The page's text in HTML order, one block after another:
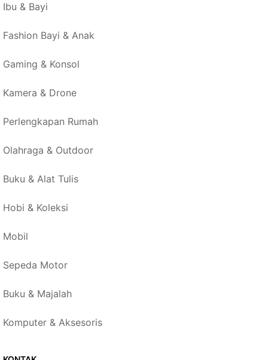
Ibu & Bayi
Fashion Bayi & Anak
Gaming & Konsol
Kamera & Drone
Perlengkapan Rumah
Olahraga & Outdoor
Buku & Alat Tulis
Hobi & Koleksi
Mobil
Sepeda Motor
Buku & Majalah
Komputer & Aksesoris